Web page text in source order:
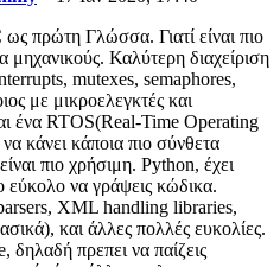
πρώτη Γλώσσα. Γιατί είναι πιο
μηχανικούς. Καλύτερη διαχείριση
mutexes, semaphores,
με μικροελεγκτές και
ένα RTOS(Real-Time Operating
κάνει κάποια πιο σύνθετα
πιο χρήσιμη. Python, έχει
εύκολο να γράψεις κώδικα.
XML handling libraries,
και άλλες πολλές ευκολίες.
δηλαδή πρεπει να παίζεις